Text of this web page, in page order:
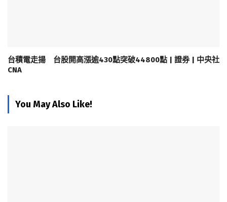
台積電走揚 台股開高漲逾430點突破44800點 | 證券 | 中央社
CNA
You May Also Like!